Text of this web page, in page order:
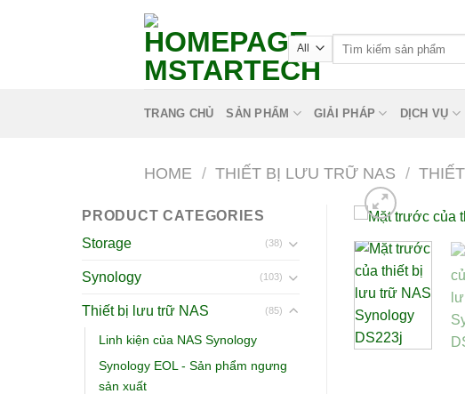
TRANG CHỦ SẢN PHẨM GIẢI PHÁP DỊCH VỤ
HOME / THIẾT BỊ LƯU TRỮ NAS /
PRODUCT CATEGORIES
Storage
(38)
Synology (103)
Thiết bị lưu trữ NAS (85)
Linh kiện của NAS Synology
Synology EOL - Sản phẩm ngưng
sản xuất